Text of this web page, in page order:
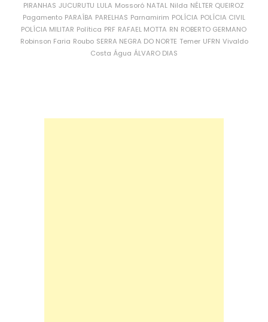
PIRANHAS JUCURUTU LULA Mossoró NATAL Nilda NÉLTER QUEIROZ
Pagamento PARAÍBA PARELHAS Parnamirim POLÍCIA POLÍCIA CIVIL
POLÍCIA MILITAR Política PRF RAFAEL MOTTA RN ROBERTO GERMANO
Robinson Faria Roubo SERRA NEGRA DO NORTE Temer UFRN Vivaldo
Costa Água ÁLVARO DIAS